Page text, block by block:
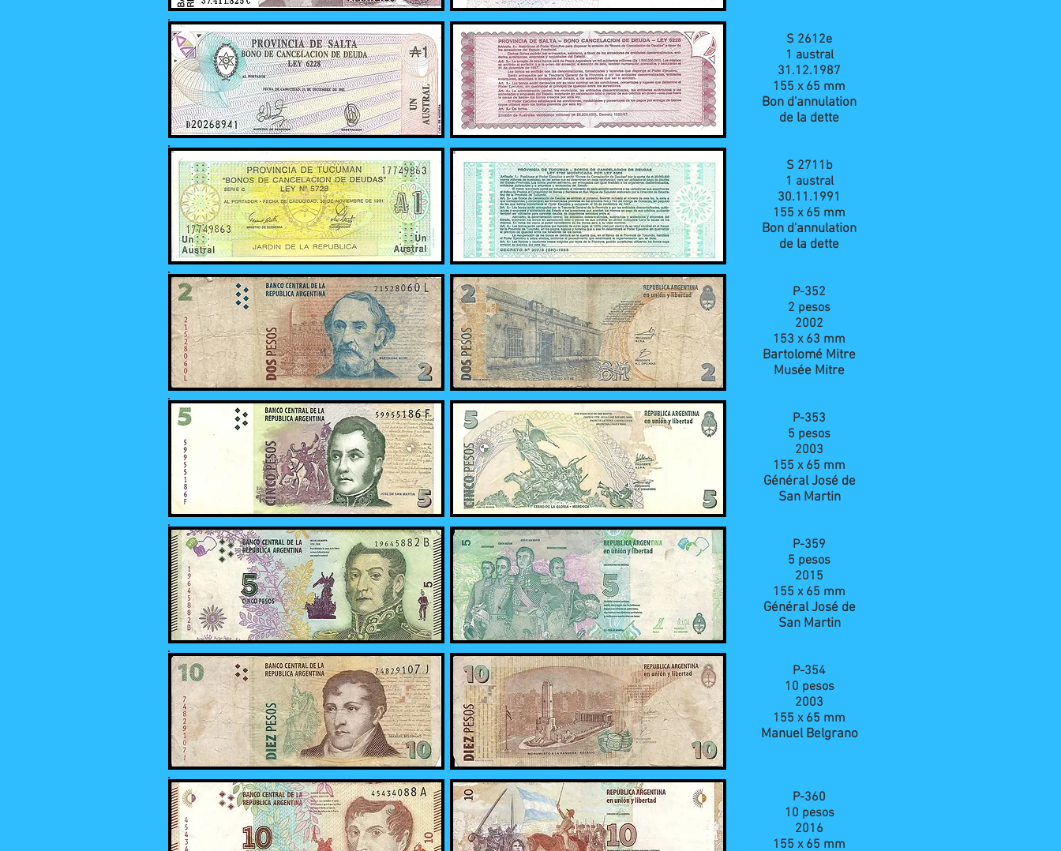
S 2612e
1 austral
31.12.1987
155 x 65 mm
Bon d'annulation
de la dette
S 2711b
1 austral
30.11.1991
155 x 65 mm
Bon d'annulation
de la dette
P-352
2 pesos
2002
153 x 63 mm
Bartolomé Mitre
Musée Mitre
P-353
5 pesos
2003
155 x 65 mm
Général José de
San Martin
P-359
5 pesos
2015
155 x 65 mm
Général José de
San Martin
P-354
10 pesos
2003
155 x 65 mm
Manuel Belgrano
P-360
10 pesos
2016
155 x 65 mm